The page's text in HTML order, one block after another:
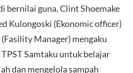
bernilai guna, Clint Shoemake
Kulongoski (Ekonomic officer)
Manager) mengaku
Samtaku untuk belajar
dan mengelola sampah